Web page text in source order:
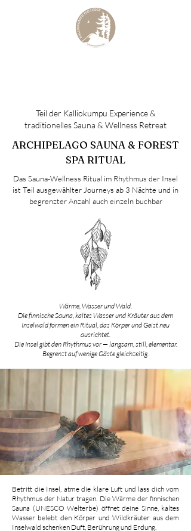
Teil der Kalliokumpu Experience &
traditionelles Sauna & Wellness Retreat
ARCHIPELAGO SAUNA & FOREST
SPA RITUAL
Das Sauna-Wellness Ritual im Rhythmus der Insel
ist Teil ausgewählter Journeys ab 3 Nächte und in
begrenzter Anzahl auch einzeln buchbar
Wärme, Wasser und Wald.
Die finnische Sauna, kaltes Wasser und Kräuter aus dem
Inselwald formen ein Ritual, das Körper und Geist neu
ausrichtet.
Die Insel gibt den Rhythmus vor — langsam, still, elementar.
Begrenzt auf wenige Gäste gleichzeitig.
Betritt die Insel, atme die klare Luft und lass dich vom
Rhythmus der Natur tragen. Die Wärme der finnischen
Sauna (UNESCO Welterbe) öffnet deine Sinne, kaltes
Wasser belebt den Körper und Wildkräuter aus dem
Inselwald schenken Duft, Berührung und Erdung.